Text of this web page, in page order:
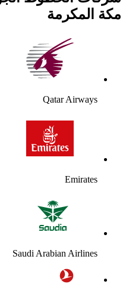
Qatar
Saudi Arabian